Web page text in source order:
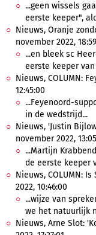
...geen wissels
eerste keeper",
Nieuws, Oranje
november 2022,
...en bleek sc
eerste keeper
Nieuws, COLUMN:
12:45:00
...Feyenoord-
in de wedstrijd...
Nieuws, 'Justin
november 2022,
...Martijn
de eerste keeper
Nieuws, COLUMN:
2022, 10:46:00
...wijze van
we het natuurlijk
Nieuws, Arne Slot: